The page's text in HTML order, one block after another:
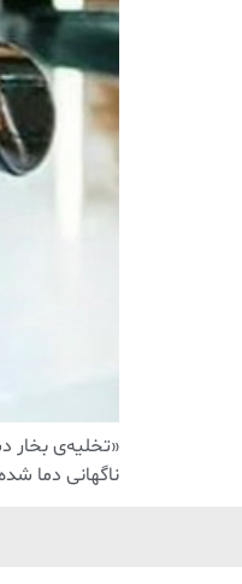
«تخلیه‌ی بخار
ناگهانی دما